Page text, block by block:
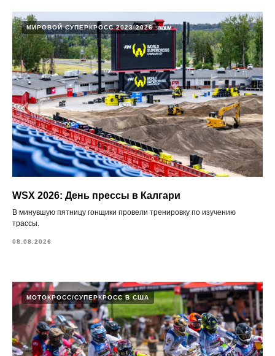
МИРОВОЙ СУПЕРКРОСС 2023-2026
WSX 2026: День прессы в Калгари
В минувшую пятницу гонщики провели тренировку по изучению
трассы.
08.08.2026
МОТОКРОСС/СУПЕРКРОСС В США